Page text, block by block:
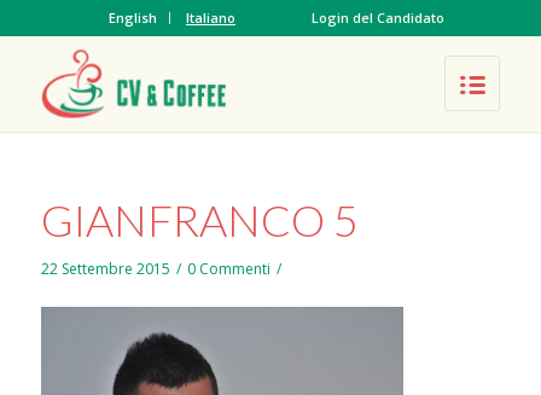
English Italiano Login del Candidato
GIANFRANCO 5
22 Settembre 2015 / 0 Commenti /